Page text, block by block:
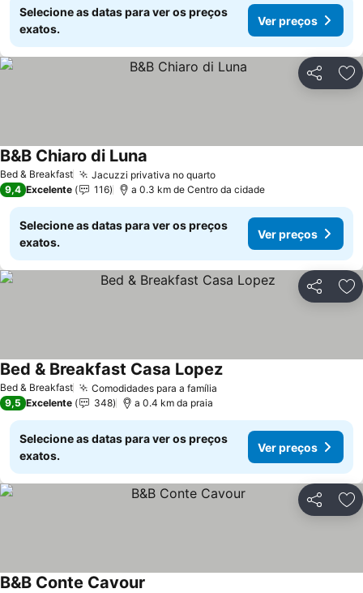
Selecione as datas para ver os preços
exatos.
Ver preços
Partilhar
Bed & Breakfast Jacuzzi privativa no quarto
B&B Chiaro di Luna
9,4 Excelente 116 a 0.3 km de Centro da cidade
Selecione as datas para ver os preços
exatos.
Ver preços
Partilhar
Bed & Breakfast Comodidades para a família
Bed & Breakfast Casa Lopez
9,5 Excelente 348 a 0.4 km da praia
Selecione as datas para ver os preços
exatos.
Ver preços
Partilhar
B&B Conte Cavour